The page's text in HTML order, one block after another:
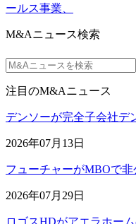
ールス事業、
M&Aニュース検索
注目のM&Aニュース
デンソーが完全子会社デ
2026年07月13日
フューチャーがMBOで
2026年07月29日
ロゴスHDがアエラホー